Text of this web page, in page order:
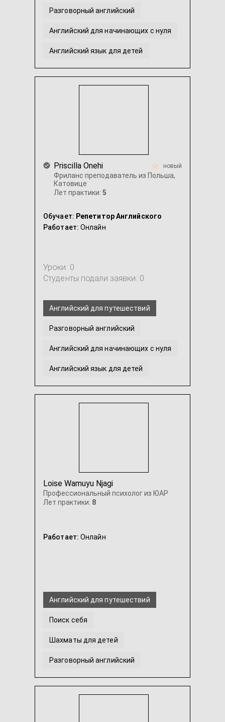
Разговорный английский
Английский для начинающих с нуля
Английский язык для детей
Перевод с английского / на английский
Priscilla Onehi
Фриланс преподаватель из Польша,
Катовице
Лет практики: 5
новый
Обучает: Репетитор Английского
Работает: Онлайн
Уроки: 0
Студенты подали заявки: 0
Английский для путешествий
Разговорный английский
Английский для начинающих с нуля
Английский язык для детей
Английский язык для младших школьников
Loise Wamuyu Njagi
Профессиональный психолог из ЮАР
Лет практики: 8
Работает: Онлайн
Английский для путешествий
Поиск себя
Шахматы для детей
Разговорный английский
Английский для начинающих с нуля